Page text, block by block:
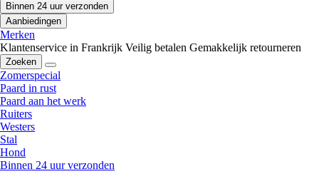
Binnen 24 uur verzonden
Aanbiedingen
Merken
Klantenservice in Frankrijk Veilig betalen Gemakkelijk retourneren
Zoeken
Zomerspecial
Paard in rust
Paard aan het werk
Ruiters
Westers
Stal
Hond
Binnen 24 uur verzonden